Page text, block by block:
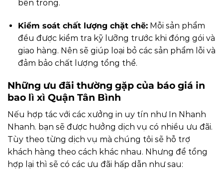
bên trong.
Kiểm soát chất lượng chặt chẽ:Mỗi sản phẩm
đều được kiểm tra kỹ lưỡng trước khi đóng gói và
giao hàng. Nên sẽ giúp loại bỏ các sản phẩm lỗi và
đảm bảo chất lượng tổng thể.
Những ưu đãi thường gặp của báo giá in
bao lì xì Quận Tân Bình
Nếu hợp tác với các xưởng in uy tín như In Nhanh
Nhanh. bạn sẽ được hưởng dịch vụ có nhiều ưu đãi.
Tùy theo từng dịch vụ mà chúng tôi sẽ hỗ trợ
khách hàng theo cách khác nhau. Nhưng để tổng
hợp lại thì sẽ có các ưu đãi hấp dẫn như sau: